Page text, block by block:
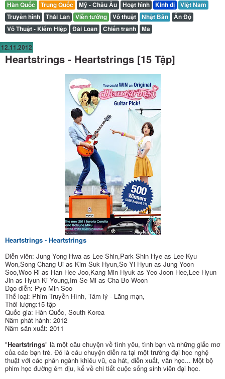
Hàn Quốc
Trung Quốc Mỹ - Châu Âu Hoạt hình Kinh dị
Việt Nam
Truyền hình
Thái Lan Viễn tưởng Võ thuật Nhật Bản
Ấn Độ
Võ Thuật - Kiếm Hiệp
Đài Loan Chiến tranh Ma
12.11.2012
Heartstrings - Heartstrings [15 Tập]
Heartstrings - Heartstrings
Diễn viên: Jung Yong Hwa as Lee Shin,Park Shin Hye as Lee Kyu
Won,Song Chang Ui as Kim Suk Hyun,So Yi Hyun as Jung Yoon
Soo,Woo Ri as Han Hee Joo,Kang Min Hyuk as Yeo Joon Hee,Lee Hyun
Jin as Hyun Ki Young,Im Se Mi as Cha Bo Woon
Đạo diễn: Pyo Min Soo
Thể loại: Phim Truyền Hình, Tâm lý - Lãng mạn,
Thời lượng:15 tập
Quốc gia: Hàn Quốc, South Korea
Năm phát hành: 2012
Năm sản xuất: 2011
"Heartstrings" là một câu chuyện về tình yêu, tình bạn và những giấc mơ
của các bạn trẻ. Đó là câu chuyện diễn ra tại một trường đại học nghệ
thuật với các phân ngành khiêu vũ, ca hát, diễn xuất, văn học... Một bộ
phim học đường êm dịu, kể về chi tiết cuộc sống sinh viên đại học.